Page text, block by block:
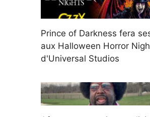
Prince of Darkness fera
aux Halloween Horror
d'Universal Studios